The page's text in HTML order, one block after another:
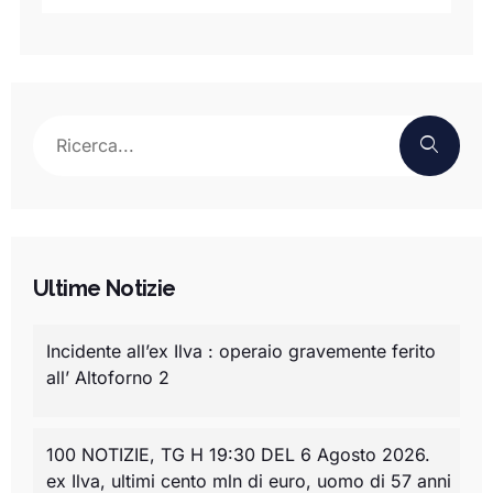
Ultime Notizie
Incidente all’ex Ilva : operaio gravemente ferito
all’ Altoforno 2
100 NOTIZIE, TG H 19:30 DEL 6 Agosto 2026.
ex Ilva, ultimi cento mln di euro, uomo di 57 anni